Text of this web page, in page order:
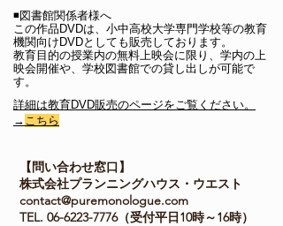
◾️図書館関係者様へ
この作品DVDは、小中高校大学専門学校等の教育
機関向けDVDとしても販売しております。
教育目的の授業内の無料上映会に限り、学内の上
映会開催や、学校図書館での貸し出しが可能で
す。
詳細は教育DVD販売のページをご覧ください。
→ こちら
【問い合わせ窓口】
株式会社プランニングハウス・ウエスト
contact@puremonologue.com
TEL. 06-6223-7776（受付平日10時～16時）